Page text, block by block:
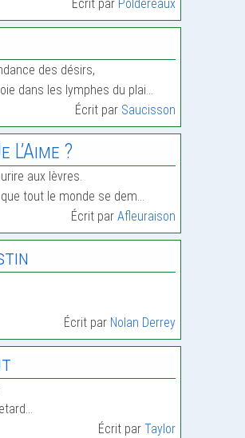
Écrit par Poldereaux
des désirs,
dans les lymphes du plai…
Écrit par Saucisson
?
aux lèvres.
tout le monde se dem…
Écrit parAfleuraison
Écrit par Nolan Derrey
Écrit parTaylor